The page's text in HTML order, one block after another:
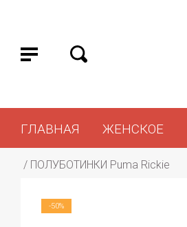
ГЛАВНАЯ ЖЕНСКОЕ
/ ПОЛУБОТИНКИ Puma Rickie
-50%